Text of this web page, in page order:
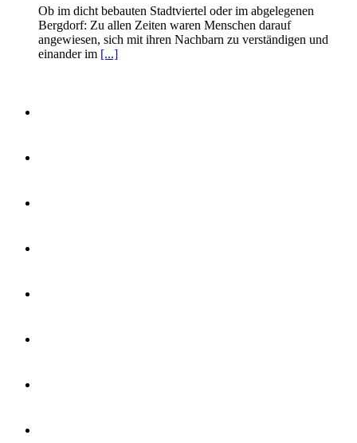
Ob im dicht bebauten Stadtviertel oder im abgelegenen
Bergdorf: Zu allen Zeiten waren Menschen darauf
angewiesen, sich mit ihren Nachbarn zu verständigen und
einander im [...]